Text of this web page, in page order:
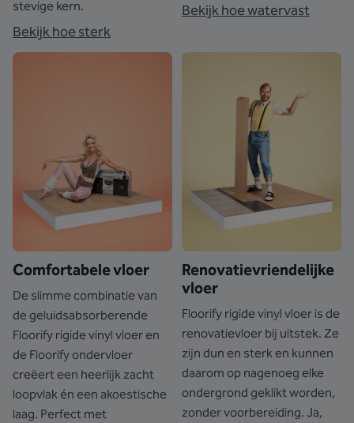
stevige kern.
Bekijk hoe sterk
Bekijk hoe watervast
Comfortabele vloer
De slimme combinatie van
de geluidsabsorberende
Floorify rigide vinyl vloer en
de Floorify ondervloer
creëert een heerlijk zacht
loopvlak én een akoestische
laag. Perfect met
Renovatievriendelijke
vloer
Floorify rigide vinyl vloer is de
renovatievloer bij uitstek. Ze
zijn dun en sterk en kunnen
daarom op nagenoeg elke
ondergrond geklikt worden,
zonder voorbereiding. Ja,